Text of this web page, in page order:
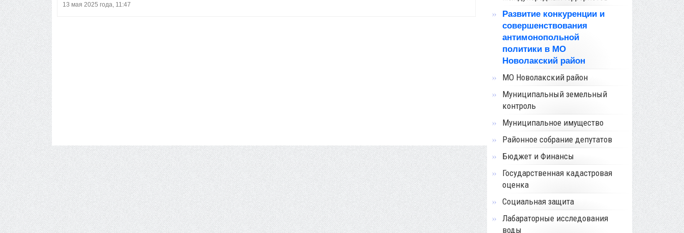
13 мая 2025 года, 11:47
Развитие конкуренции и
совершенствования
антимонопольной
политики в МО
Новолакский район
МО Новолакский район
Муниципальный земельный
контроль
Муниципальное имущество
Районное собрание депутатов
Бюджет и Финансы
Государственная кадастровая
оценка
Социальная защита
Лабараторные исследования
воды